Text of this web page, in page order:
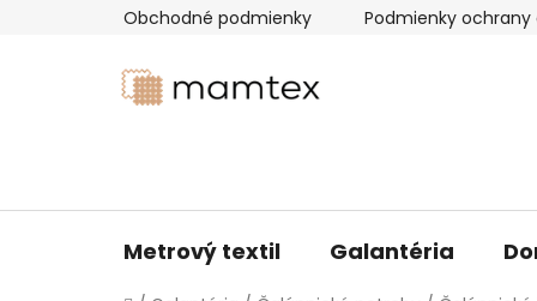
Obchodné podmienky Podmienky
Metrový textil Galantéria